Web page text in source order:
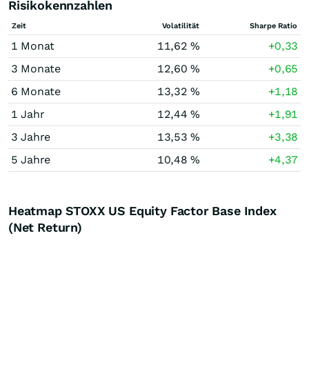
Risikokennzahlen
Zeit Volatilität Sharpe Ratio
1 Monat 11,62 %
+0,33
3 Monate
12,60 %
+0,65
6 Monate
13,32 %
+1,18
1 Jahr
12,44 %
+1,91
3 Jahre
13,53 %
+3,38
5 Jahre
10,48 % +4,37
Heatmap STOXX US Equity Factor Base Index
(Net Return)